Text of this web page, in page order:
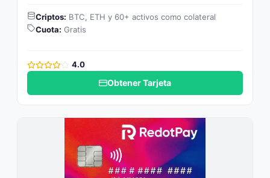
Criptos: BTC, ETH y 60+ activos como colateral
Cuota: Gratis
4.0
Obtener Tarjeta